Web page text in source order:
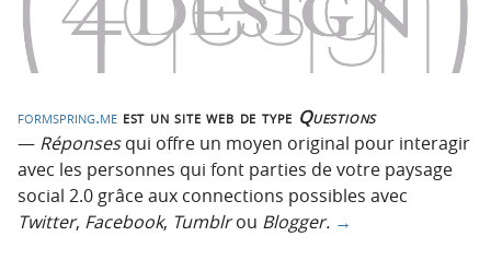
formspring.me est un site web de type Questions
— Réponsesqui offre un moyen original pour interagir
avec les personnes qui font parties de votre paysage
social 2.0 grâce aux connections possibles avec
Twitter, Facebook, Tumblrou Blogger. →